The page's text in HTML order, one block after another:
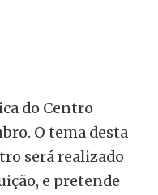
do Centro
O tema desta
será realizado
e pretende